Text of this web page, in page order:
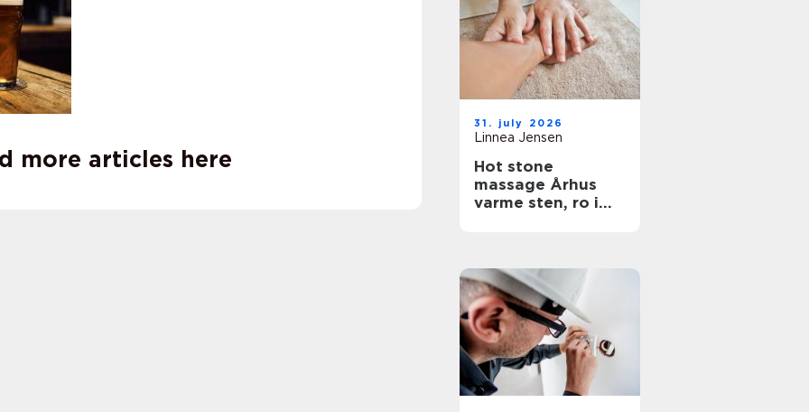
more articles here
31. july 2026
Linnea Jensen
Hot stone
massage Århus
varme sten, ro i